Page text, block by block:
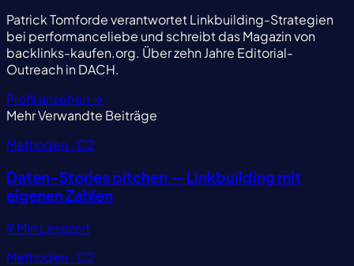
Patrick Tomforde verantwortet Linkbuilding-Strategien
bei performanceliebe und schreibt das Magazin von
backlinks-kaufen.org. Über zehn Jahre Editorial-
Outreach in DACH.
Profil ansehen →
MehrVerwandte Beiträge
Methoden · C2
Daten-Stories pitchen — Linkbuilding mit
eigenen Zahlen
9 Min Lesezeit
Methoden · C2